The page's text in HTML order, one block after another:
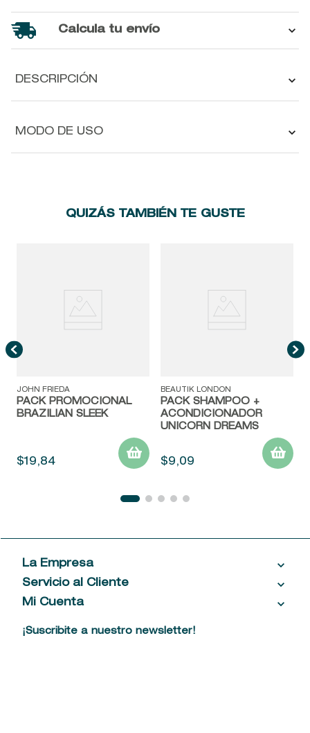
Calcula tu envío
DESCRIPCIÓN
MODO DE USO
QUIZÁS TAMBIÉN TE GUSTE
JOHN FRIEDA
PACK PROMOCIONAL
BRAZILIAN SLEEK
$19,84
BEAUTIK LONDON
PACK SHAMPOO +
ACONDICIONADOR
UNICORN DREAMS
$9,09
La Empresa
Acerca de las Fragancias
Ventas al por mayor
Política de entrega
Servicio al Cliente
Contáctanos
Mi Cuenta
¡Suscribite a nuestro newsletter!